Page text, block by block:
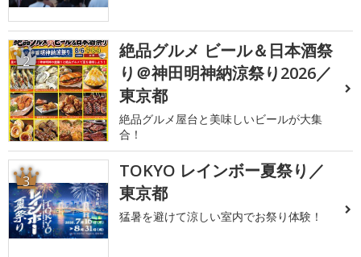
2
絶品グルメ ビール＆日本酒祭
り＠神田明神納涼祭り2026／
東京都
絶品グルメ屋台と美味しいビールが大集
合！
3
TOKYO レインボー夏祭り／
東京都
猛暑を避けて涼しい室内でお祭り体験！